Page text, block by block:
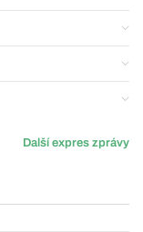
Další expres zprávy